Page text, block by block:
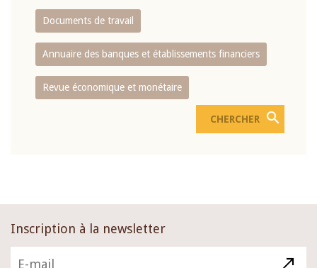
Documents de travail
Annuaire des banques et établissements financiers
Revue économique et monétaire
Inscription à la newsletter